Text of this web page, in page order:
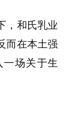
，和氏乳业
而在本土强
场关于生